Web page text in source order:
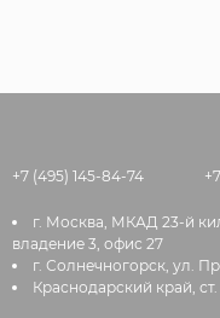
+7 (495) 145-84-74
г. Москва, МКАД 23-й
владение 3, офис 27
г. Солнечногорск, ул.
Краснодарский край,